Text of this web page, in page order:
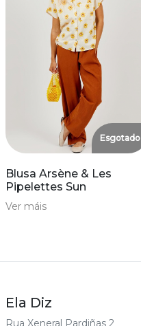
Esgotado
Blusa Arsène & Les
Pipelettes Sun
Ver máis
Ela Diz